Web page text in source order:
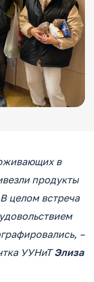
в
продукты
целом встреча
–
УУНиТЭлиза